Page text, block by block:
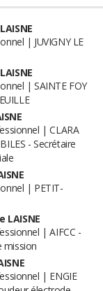
| JUVIGNY LE
| SAINTE FOY
| CLARA
- Secrétaire
| PETIT-
LAISNE
| AIFCC -
mission
| ENGIE